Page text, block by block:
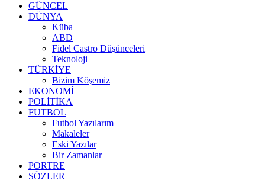
GÜNCEL
DÜNYA
Küba
ABD
Fidel Castro Düşünceleri
Teknoloji
TÜRKİYE
Bizim Köşemiz
EKONOMİ
POLİTİKA
FUTBOL
Futbol Yazılarım
Makaleler
Eski Yazılar
Bir Zamanlar
PORTRE
SÖZLER